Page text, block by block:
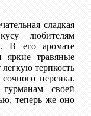
сладкая
любителям
В его аромате
яркие травяные
легкую терпкость
персика.
своей
теперь же оно